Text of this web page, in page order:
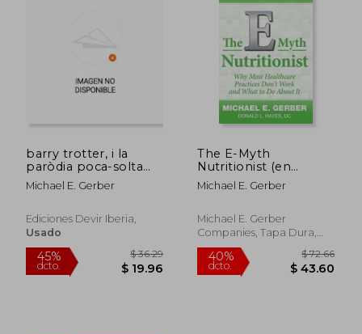
dcto. dcto.
barry trotter, i la
paròdia poca-solta
(en Catalán)
Michael E. Gerber
Ediciones Devir Iberia,
Usado
The E-Myth
Nutritionist (en
Inglés)
Michael E. Gerber
Michael E. Gerber
Companies, Tapa Dura,
Nuevo